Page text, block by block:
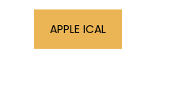
APPLE ICAL